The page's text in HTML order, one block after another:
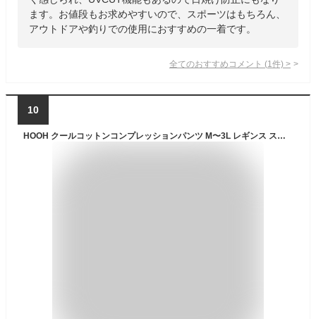
ます。お値段もお求めやすいので、スポーツはもちろん、
アウトドアや釣りでの使用におすすめの一着です。
全てのおすすめコメント (1 件) >
10
HOOH クールコットンコンプレッションパンツ M〜3L レギンス ストレッチ 冷感 消臭 吸汗 速乾 UV 日焼け 春 夏 現場 作業 アウトドア スポーツ